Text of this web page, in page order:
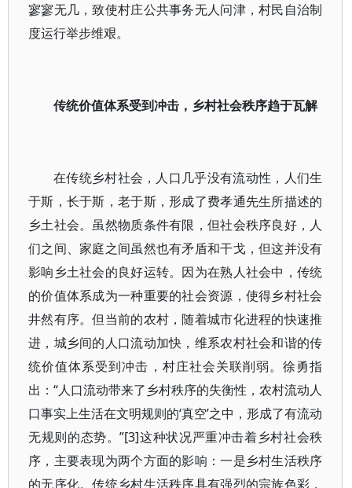
寥寥无几，致使村庄公共事务无人问津，村民自治制
度运行举步维艰。
传统价值体系受到冲击，乡村社会秩序趋于瓦解
在传统乡村社会，人口几乎没有流动性，人们生
于斯，长于斯，老于斯，形成了费孝通先生所描述的
乡土社会。虽然物质条件有限，但社会秩序良好，人
们之间、家庭之间虽然也有矛盾和干戈，但这并没有
影响乡土社会的良好运转。因为在熟人社会中，传统
的价值体系成为一种重要的社会资源，使得乡村社会
井然有序。但当前的农村，随着城市化进程的快速推
进，城乡间的人口流动加快，维系农村社会和谐的传
统价值体系受到冲击，村庄社会关联削弱。徐勇指
出：“人口流动带来了乡村秩序的失衡性，农村流动人
口事实上生活在文明规则的‘真空’之中，形成了有流动
无规则的态势。”[3]这种状况严重冲击着乡村社会秩
序，主要表现为两个方面的影响：一是乡村生活秩序
的无序化。传统乡村生活秩序具有强烈的宗族色彩，